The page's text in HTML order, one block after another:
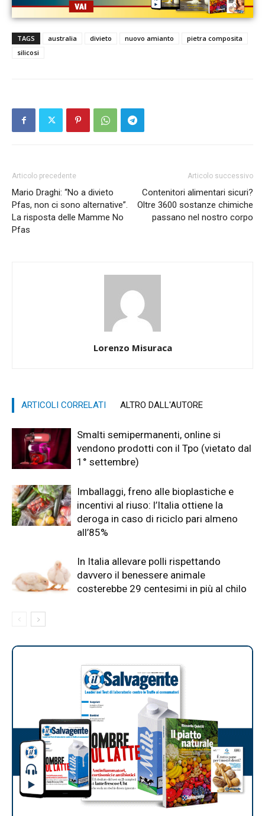
TAGS australia divieto nuovo amianto
pietra composita
silicosi
Articolo precedente
Mario Draghi: “No a divieto
Pfas, non ci sono alternative”.
La risposta delle Mamme No
Pfas
Articolo successivo
Contenitori alimentari sicuri?
Oltre 3600 sostanze chimiche
passano nel nostro corpo
Lorenzo Misuraca
ARTICOLI CORRELATI ALTRO DALL'AUTORE
Smalti semipermanenti, online si
vendono prodotti con il Tpo (vietato dal
1° settembre)
Imballaggi, freno alle bioplastiche e
incentivi al riuso: l’Italia ottiene la
deroga in caso di riciclo pari almeno
all’85%
In Italia allevare polli rispettando
davvero il benessere animale
costerebbe 29 centesimi in più al chilo